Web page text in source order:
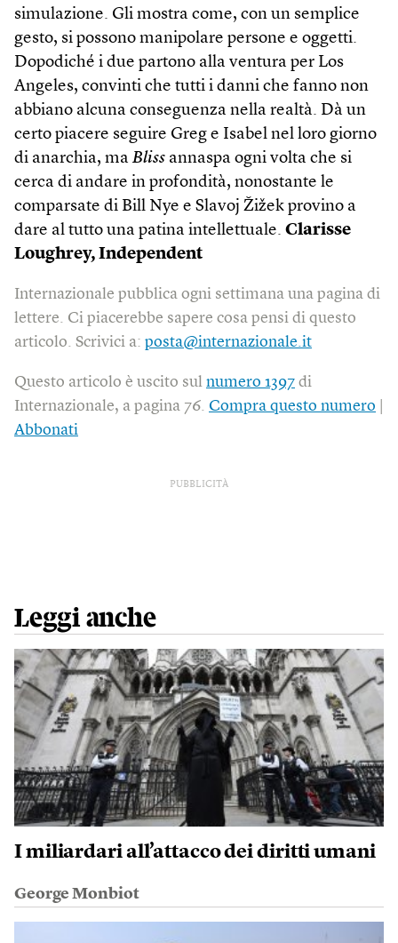
simulazione. Gli mostra come, con un semplice
gesto, si possono manipolare persone e oggetti.
Dopodiché i due partono alla ventura per Los
Angeles, convinti che tutti i danni che fanno non
abbiano alcuna conseguenza nella realtà. Dà un
certo piacere seguire Greg e Isabel nel loro giorno
di anarchia, ma Bliss annaspa ogni volta che si
cerca di andare in profondità, nonostante le
comparsate di Bill Nye e Slavoj Žižek provino a
dare al tutto una patina intellettuale. Clarisse
Loughrey, Independent
Internazionale pubblica ogni settimana una pagina di
lettere. Ci piacerebbe sapere cosa pensi di questo
articolo. Scrivici a: posta@internazionale.it
Questo articolo è uscito sul numero 1397 di
Internazionale, a pagina 76. Compra questo numero
Abbonati
PUBBLICITÀ
Leggi anche
I miliardari all’attacco dei diritti umani
George Monbiot